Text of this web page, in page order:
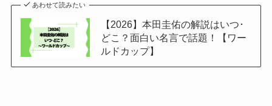
あわせて読みたい
【2026】本田圭佑の解説はいつ･
どこ？面白い名言で話題！【ワー
ルドカップ】